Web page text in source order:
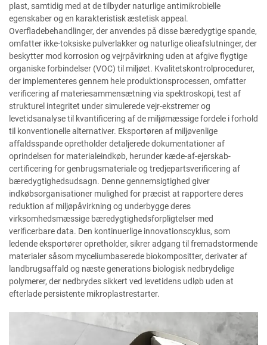
plast, samtidig med at de tilbyder naturlige antimikrobielle
egenskaber og en karakteristisk æstetisk appeal.
Overfladebehandlinger, der anvendes på disse bæredygtige spande,
omfatter ikke-toksiske pulverlakker og naturlige olieafslutninger, der
beskytter mod korrosion og vejrpåvirkning uden at afgive flygtige
organiske forbindelser (VOC) til miljøet. Kvalitetskontrolprocedurer,
der implementeres gennem hele produktionsprocessen, omfatter
verificering af materiesammensætning via spektroskopi, test af
strukturel integritet under simulerede vejr-ekstremer og
levetidsanalyse til kvantificering af de miljømæssige fordele i forhold
til konventionelle alternativer. Eksportøren af miljøvenlige
affaldsspande opretholder detaljerede dokumentationer af
oprindelsen for materialeindkøb, herunder kæde-af-ejerskab-
certificering for genbrugsmateriale og tredjepartsverificering af
bæredygtighedsudsagn. Denne gennemsigtighed giver
indkøbsorganisationer mulighed for præcist at rapportere deres
reduktion af miljøpåvirkning og underbygge deres
virksomhedsmæssige bæredygtighedsforpligtelser med
verificerbare data. Den kontinuerlige innovationscyklus, som
ledende eksportører opretholder, sikrer adgang til fremadstormende
materialer såsom myceliumbaserede biokompositter, derivater af
landbrugsaffald og næste generations biologisk nedbrydelige
polymerer, der nedbrydes sikkert ved levetidens udløb uden at
efterlade persistente mikroplastrestarter.